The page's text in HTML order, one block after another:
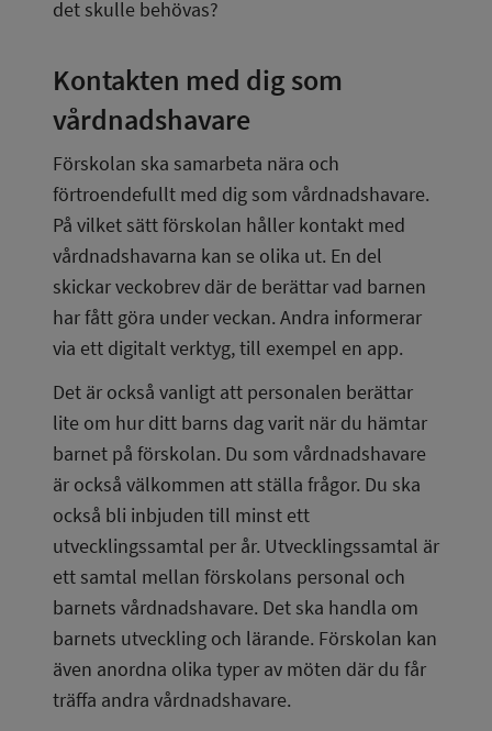
det skulle behövas?
Kontakten med dig som
vårdnadshavare
Förskolan ska samarbeta nära och
förtroendefullt med dig som vårdnadshavare.
På vilket sätt förskolan håller kontakt med
vårdnadshavarna kan se olika ut. En del
skickar veckobrev där de berättar vad barnen
har fått göra under veckan. Andra informerar
via ett digitalt verktyg, till exempel en app.
Det är också vanligt att personalen berättar
lite om hur ditt barns dag varit när du hämtar
barnet på förskolan. Du som vårdnadshavare
är också välkommen att ställa frågor. Du ska
också bli inbjuden till minst ett
utvecklingssamtal per år. Utvecklingssamtal är
ett samtal mellan förskolans personal och
barnets vårdnadshavare. Det ska handla om
barnets utveckling och lärande. Förskolan kan
även anordna olika typer av möten där du får
träffa andra vårdnadshavare.